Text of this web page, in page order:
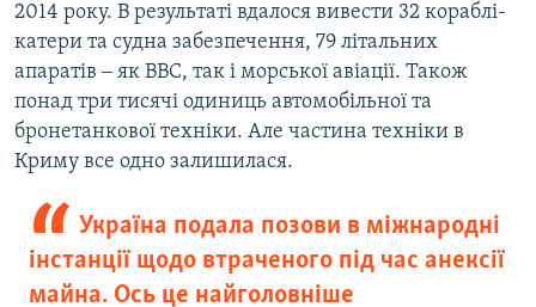
2014 року. В результаті вдалося вивести 32 кораблі-
катери та судна забезпечення, 79 літальних
апаратів ‒ як ВВС, так і морської авіації. Також
понад три тисячі одиниць автомобільної та
бронетанкової техніки. Але частина техніки в
Криму все одно залишилася.
Україна подала позови в міжнародні
інстанції щодо втраченого під час анексії
майна. Ось це найголовніше